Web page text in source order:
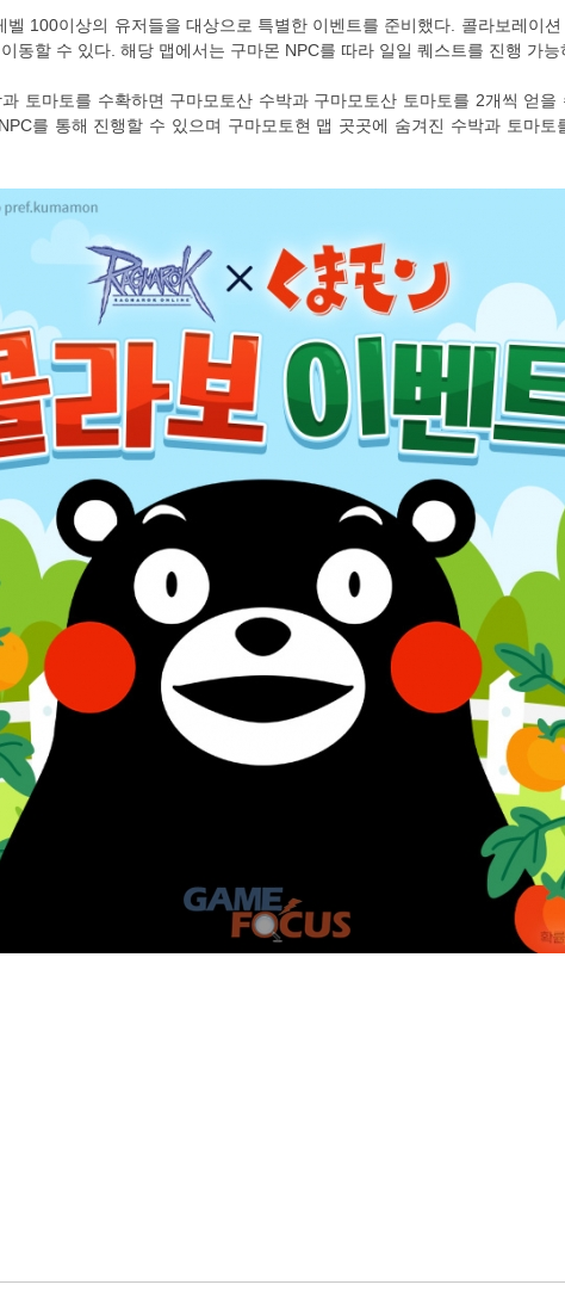
100이상의 유저들을 대상으로 특별한 이벤트를 준비했다. 콜라보레이
동할 수 있다. 해당 맵에서는 구마몬 NPC를 따라 일일 퀘스트를 진행 가능
토마토를 수확하면 구마모토산 수박과 구마모토산 토마토를 2개씩 얻
를 통해 진행할 수 있으며 구마모토현 맵 곳곳에 숨겨진 수박과 토마